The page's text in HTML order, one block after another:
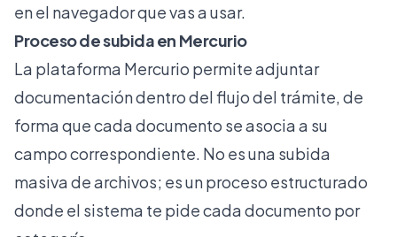
en el navegador que vas a usar.
Proceso de subida en Mercurio
La plataforma Mercurio permite adjuntar
documentación dentro del flujo del trámite, de
forma que cada documento se asocia a su
campo correspondiente. No es una subida
masiva de archivos; es un proceso estructurado
donde el sistema te pide cada documento por